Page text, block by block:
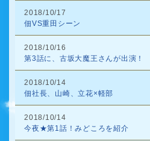
2018/10/17
佃VS重田シーン
2018/10/16
第3話に、古坂大魔王さんが出演！
2018/10/14
佃社長、山崎、立花×軽部
2018/10/14
今夜★第1話！みどころを紹介